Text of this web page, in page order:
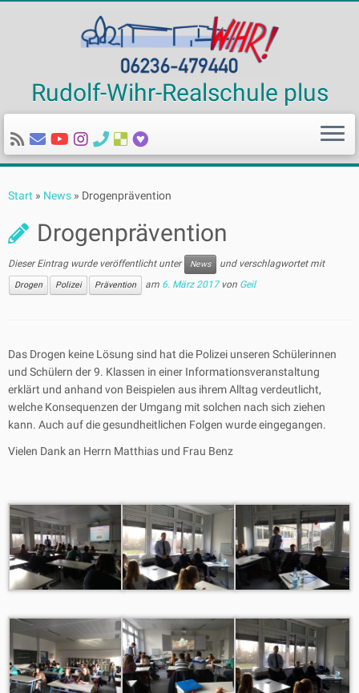
Inhalt
Rudolf-Wihr-Realschule plus
Start » News » Drogenprävention
Drogenprävention
Dieser Eintrag wurde veröffentlicht unter News und verschlagwortet mit
Drogen Polizei Prävention am 6. März 2017 von Geil
Das Drogen keine Lösung sind hat die Polizei unseren Schülerinnen
und Schülern der 9. Klassen in einer Informationsveranstaltung
erklärt und anhand von Beispielen aus ihrem Alltag verdeutlicht,
welche Konsequenzen der Umgang mit solchen nach sich ziehen
kann. Auch auf die gesundheitlichen Folgen wurde eingegangen.
Vielen Dank an Herrn Matthias und Frau Benz